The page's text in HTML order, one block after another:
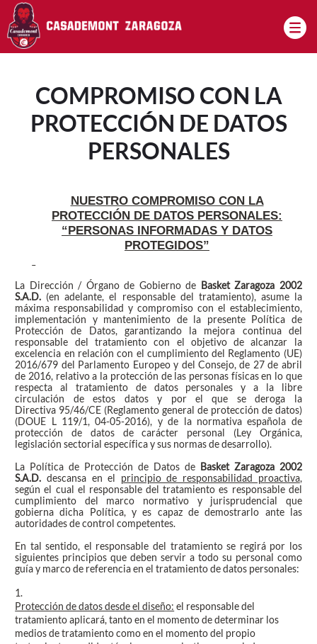
Pasar al contenido principal
COMPROMISO CON LA
PROTECCIÓN DE DATOS
PERSONALES
NUESTRO COMPROMISO CON LA
PROTECCIÓN DE DATOS PERSONALES:
“PERSONAS INFORMADAS Y DATOS
PROTEGIDOS”
La Dirección / Órgano de Gobierno de Basket Zaragoza 2002
S.A.D. (en adelante, el responsable del tratamiento), asume la
máxima responsabilidad y compromiso con el establecimiento,
implementación y mantenimiento de la presente Política de
Protección de Datos, garantizando la mejora continua del
responsable del tratamiento con el objetivo de alcanzar la
excelencia en relación con el cumplimiento del Reglamento (UE)
2016/679 del Parlamento Europeo y del Consejo, de 27 de abril
de 2016, relativo a la protección de las personas físicas en lo que
respecta al tratamiento de datos personales y a la libre
circulación de estos datos y por el que se deroga la
Directiva 95/46/CE (Reglamento general de protección de datos)
(DOUE L 119/1, 04-05-2016), y de la normativa española de
protección de datos de carácter personal (Ley Orgánica,
legislación sectorial específica y sus normas de desarrollo).
La Política de Protección de Datos de Basket Zaragoza 2002
S.A.D. descansa en el principio de responsabilidad proactiva,
según el cual el responsable del tratamiento es responsable del
cumplimiento del marco normativo y jurisprudencial que
gobierna dicha Política, y es capaz de demostrarlo ante las
autoridades de control competentes.
En tal sentido, el responsable del tratamiento se regirá por los
siguientes principios que deben servir a todo su personal como
guía y marco de referencia en el tratamiento de datos personales:
1.
Protección de datos desde el diseño: el responsable del
tratamiento aplicará, tanto en el momento de determinar los
medios de tratamiento como en el momento del propio